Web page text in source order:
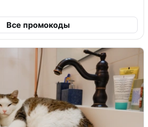
Все промокоды